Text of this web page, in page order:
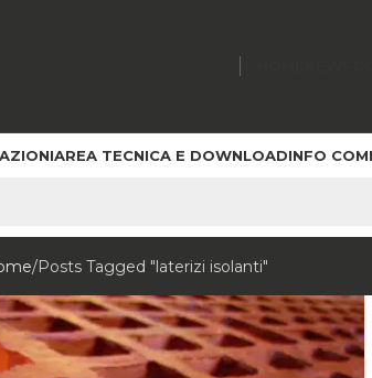
AREA TECNICA E DOWNLOADINFO
Posts Tagged "laterizi isolanti"